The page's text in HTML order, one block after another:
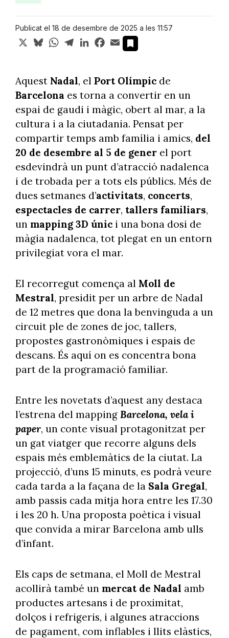
Publicat el 18 de desembre de 2025 a les 11:57
X BlueskyWhatsApp
TelegramLinkedInFacebook
Email
Aquest Nadal, elPort Olímpic de
Barcelona es torna a convertir en un
espai de gaudi i màgic, obert al mar, a la
cultura i a la ciutadania. Pensat per
compartir temps amb família i amics, del
20 de desembre al 5 de gener el port
esdevindrà un punt d’atracció nadalenca
i de trobada per a tots els públics. Més de
dues setmanes d’activitats, concerts,
espectacles de carrer, tallers familiars,
un mapping 3D únic i una bona dosi de
màgia nadalenca, tot plegat en un entorn
privilegiat vora el mar.
El recorregut comença al Moll de
Mestral, presidit per un arbre de Nadal
de 12 metres que dona la benvinguda a un
circuit ple de zones de joc, tallers,
propostes gastronòmiques i espais de
descans. És aquí on es concentra bona
part de la programació familiar.
Entre les novetats d’aquest any destaca
l’estrena del mapping Barcelona, vela i
paper, un conte visual protagonitzat per
un gat viatger que recorre alguns dels
espais més emblemàtics de la ciutat. La
projecció, d’uns 15 minuts, es podrà veure
cada tarda a la façana de la Sala Gregal,
amb passis cada mitja hora entre les 17.30
i les 20 h. Una proposta poètica i visual
que convida a mirar Barcelona amb ulls
d’infant.
Els caps de setmana, el Moll de Mestral
acollirà també un mercat de Nadal amb
productes artesans i de proximitat,
dolços i refrigeris, i algunes atraccions
de pagament, com inflables i llits elàstics,